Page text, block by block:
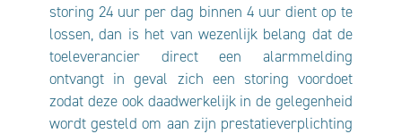
storing 24 uur per dag binnen 4 uur dient op te
lossen, dan is het van wezenlijk belang dat de
toeleverancier direct een alarmmelding
ontvangt in geval zich een storing voordoet
zodat deze ook daadwerkelijk in de gelegenheid
wordt gesteld om aan zijn prestatieverplichting